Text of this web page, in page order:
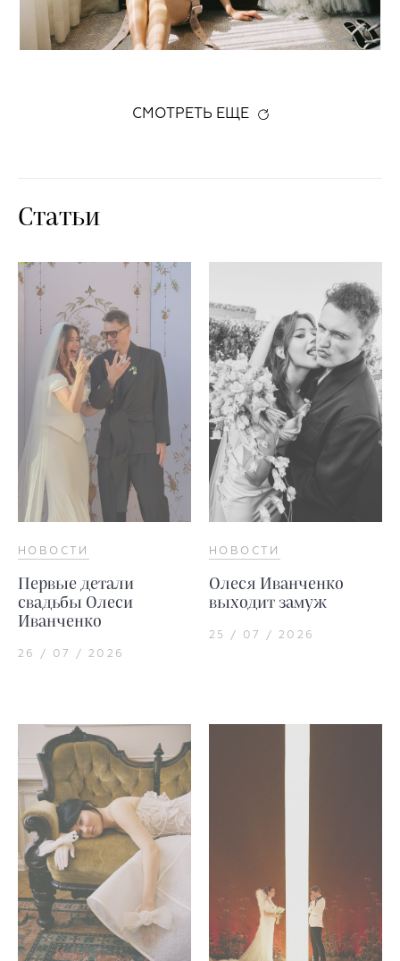
СМОТРЕТЬ ЕЩЕ
Статьи
НОВОСТИ
Первые детали
свадьбы Олеси
Иванченко
26 / 07 / 2026
НОВОСТИ
Олеся Иванченко
выходит замуж
25 / 07 / 2026